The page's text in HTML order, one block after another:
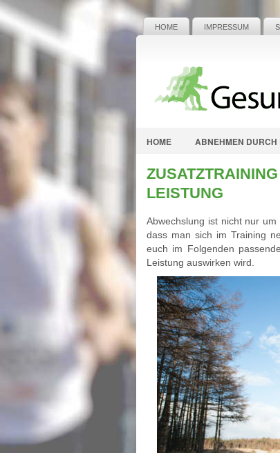
HOME IMPRESSUM
HOME ABNEHMEN DURCH
LEISTUNG
Abwechslung ist nicht nur
dass man sich im Training
euch im Folgenden
Leistung auswirken wird.